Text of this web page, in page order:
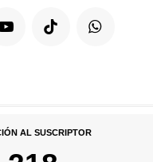
AL SUSCRIPTOR